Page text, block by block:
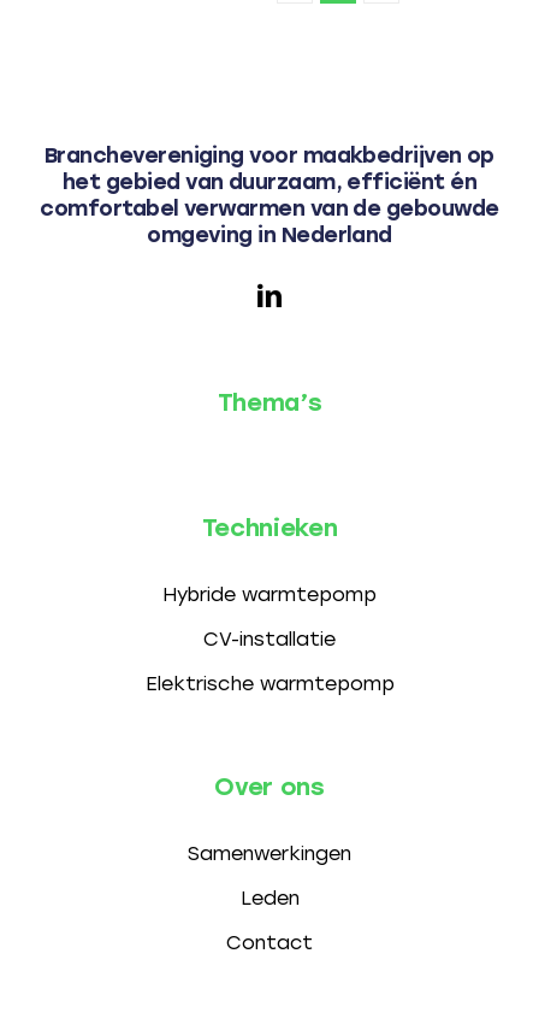
Branchevereniging voor maakbedrijven op
het gebied van duurzaam, efficiënt én
comfortabel verwarmen van de gebouwde
omgeving in Nederland
Thema’s
Technieken
Hybride warmtepomp
CV-installatie
Elektrische warmtepomp
Over ons
Samenwerkingen
Leden
Contact